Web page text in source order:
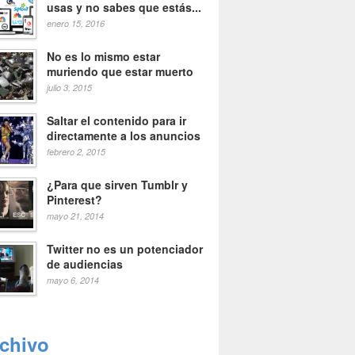
usas y no sabes que estás...
enero 15, 2016
No es lo mismo estar
muriendo que estar muerto
julio 3, 2015
Saltar el contenido para ir
directamente a los anuncios
febrero 2, 2015
¿Para que sirven Tumblr y
Pinterest?
mayo 21, 2014
Twitter no es un potenciador
de audiencias
mayo 6, 2014